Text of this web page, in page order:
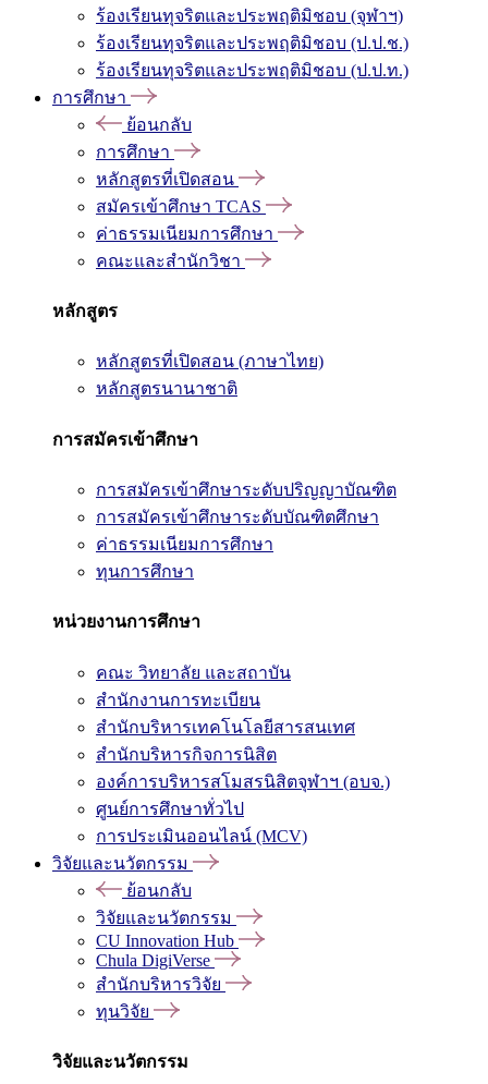
ร้องเรียนทุจริตและประพฤติมิชอบ (จุฬาฯ)
ร้องเรียนทุจริตและประพฤติมิชอบ (ป.ป.ช.)
ร้องเรียนทุจริตและประพฤติมิชอบ (ป.ป.ท.)
การศึกษา
ย้อนกลับ
การศึกษา
หลักสูตรที่เปิดสอน
สมัครเข้าศึกษา TCAS
ค่าธรรมเนียมการศึกษา
คณะและสำนักวิชา
หลักสูตร
หลักสูตรที่เปิดสอน (ภาษาไทย)
หลักสูตรนานาชาติ
การสมัครเข้าศึกษา
การสมัครเข้าศึกษาระดับปริญญาบัณฑิต
การสมัครเข้าศึกษาระดับบัณฑิตศึกษา
ค่าธรรมเนียมการศึกษา
ทุนการศึกษา
หน่วยงานการศึกษา
คณะ วิทยาลัย และสถาบัน
สำนักงานการทะเบียน
สำนักบริหารเทคโนโลยีสารสนเทศ
สำนักบริหารกิจการนิสิต
องค์การบริหารสโมสรนิสิตจุฬาฯ (อบจ.)
ศูนย์การศึกษาทั่วไป
การประเมินออนไลน์ (MCV)
วิจัยและนวัตกรรม
ย้อนกลับ
วิจัยและนวัตกรรม
CU Innovation Hub
Chula DigiVerse
สำนักบริหารวิจัย
ทุนวิจัย
วิจัยและนวัตกรรม